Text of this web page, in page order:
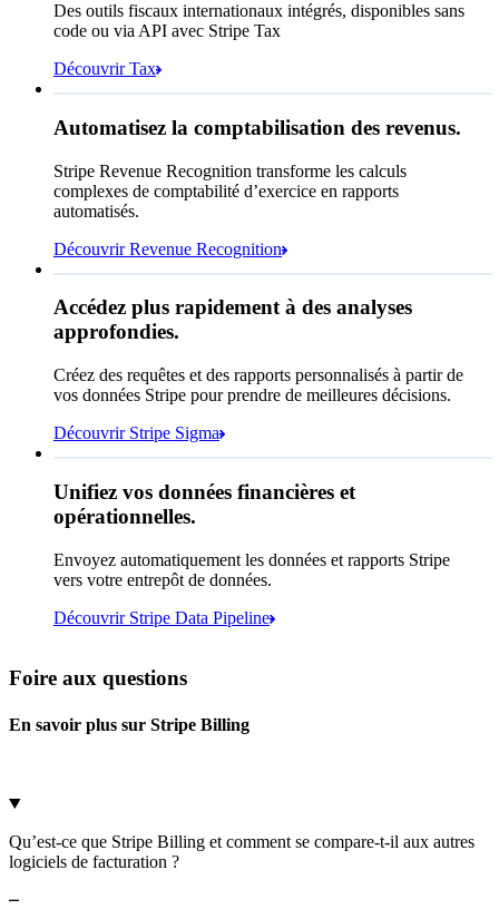
A nécessité une authentification 3D Secure
Correspond à une règle de vérification
Total dû aujourd'hui 220,02 CHF
Des outils fiscaux internationaux intégrés, disponibles sans
code ou via API avec Stripe Tax
Découvrir Tax
4 671 533,72 CHF
Ouverts Clôturés
Janv. Oct.
Automatisez la comptabilisation des revenus.
Stripe Revenue Recognition transforme les calculs
complexes de comptabilité d’exercice en rapports
automatisés.
Découvrir Revenue Recognition
id,
email,
3 lignes masquées
fromcustomers
where shipping_address_country = 'FR'
https://dashboard.stripe.com/quer...
Accédez plus rapidement à des analyses
approfondies.
Créez des requêtes et des rapports personnalisés à partir de
vos données Stripe pour prendre de meilleures décisions.
Découvrir Stripe Sigma
Sélectionner l’emplacement de stockage des
données
Snowflake
Microsoft Azure
Unifiez vos données financières et
opérationnelles.
Envoyez automatiquement les données et rapports Stripe
vers votre entrepôt de données.
Découvrir Stripe Data Pipeline
Foire aux questions
En savoir plus sur Stripe Billing
Qu’est-ce que Stripe Billing et comment se compare-t-il aux autres
logiciels de facturation ?